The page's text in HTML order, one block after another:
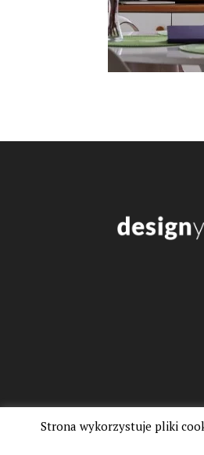
Strona wykorzystuje pliki